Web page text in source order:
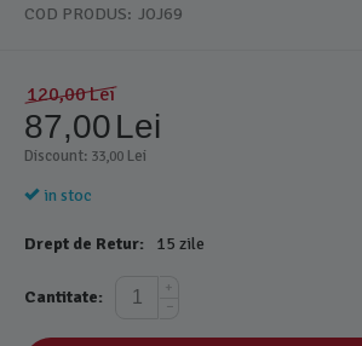
COD PRODUS: JOJ69
120,00Lei
87,00Lei
Discount: 33,00 Lei
in stoc
Drept de Retur: 15 zile
Cantitate:
+
−